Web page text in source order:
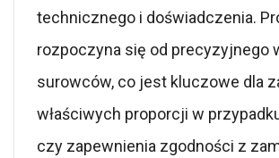
technicznego i doświadczenia.
rozpoczyna się od precyzyjnego
surowców, co jest kluczowe dla
właściwych proporcji w
czy zapewnienia zgodności z